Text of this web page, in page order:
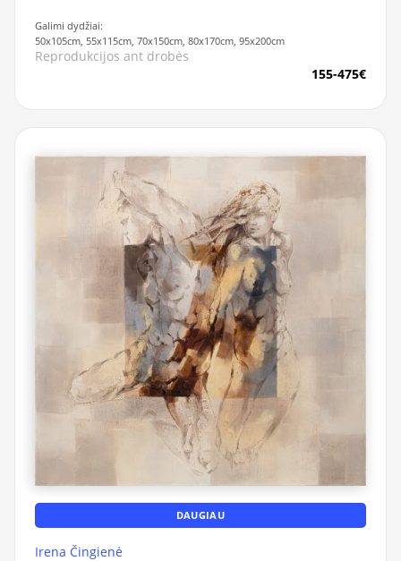
Galimi dydžiai:
50x105cm, 55x115cm, 70x150cm, 80x170cm, 95x200cm
Reprodukcijos ant drobės
155-475€
DAUGIAU
Irena Čingienė